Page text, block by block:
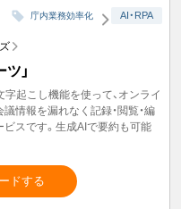
庁内業務効率化 AI・RPA
」
字起こし機能を使って、オンライ
情報を漏れなく記録・閲覧・編
ビスです。生成AIで要約も可能
ドする